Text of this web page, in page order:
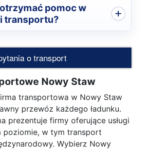
pomoc w
transportu?
o transport
Nowy Staw
transportowa w Nowy Staw
przewóz każdego ładunku.
prezentuje firmy oferujące usługi
poziomie, w tym transport
Wybierz Nowy